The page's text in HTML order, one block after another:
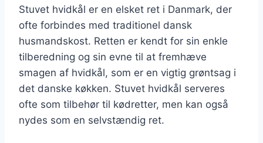
Stuvet hvidkål er en elsket ret i Danmark, der
ofte forbindes med traditionel dansk
husmandskost. Retten er kendt for sin enkle
tilberedning og sin evne til at fremhæve
smagen af hvidkål, som er en vigtig grøntsag i
det danske køkken. Stuvet hvidkål serveres
ofte som tilbehør til kødretter, men kan også
nydes som en selvstændig ret.